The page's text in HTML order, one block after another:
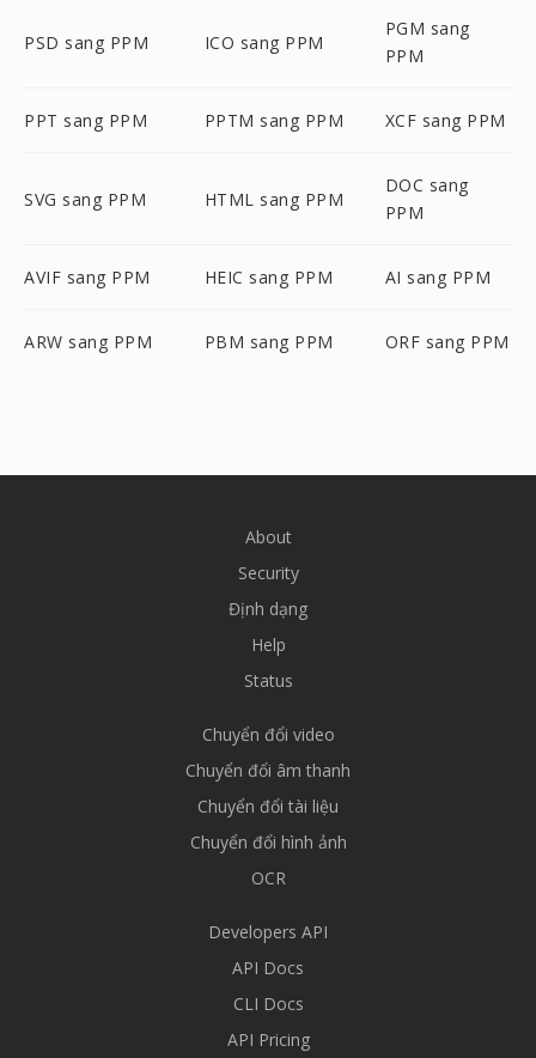
PSD sang PPM ICO sang PPM
PGM sang
PPM
PPT sang PPM PPTM sang PPM XCF sang PPM
SVG sang PPM HTML sang PPM
DOC sang
PPM
AVIF sang PPM HEIC sang PPM AI sang PPM
ARW sang PPM PBM sang PPM ORF sang PPM
About
Security
Định dạng
Help
Status
Chuyển đổi video
Chuyển đổi âm thanh
Chuyển đổi tài liệu
Chuyển đổi hình ảnh
OCR
Developers API
API Docs
CLI Docs
API Pricing